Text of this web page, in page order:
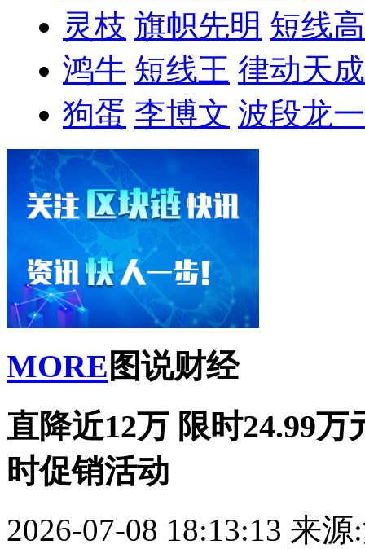
灵枝 旗帜先明 短线
鸿牛 短线王 律动天成
狗蛋 李博文 波段龙一
MORE 图说财经
直降近12万 限时24.99
时促销活动
2026-07-08 18:13:13 来源